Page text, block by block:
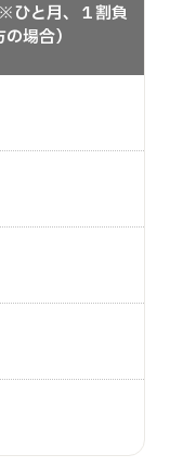
ひと月、１割負
場合）